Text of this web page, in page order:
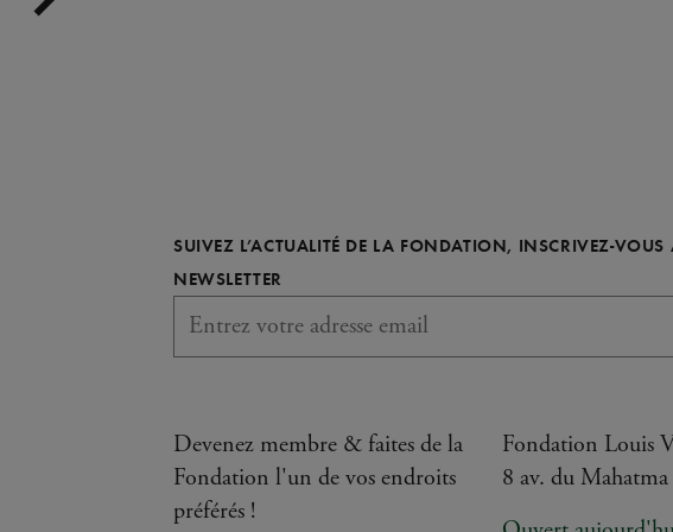
SUIVEZ L’ACTUALITÉ DE LA FONDATION, INSCRIVEZ-VOUS
NEWSLETTER
Devenez membre & faites de la
Fondation l'un de vos endroits
préférés !
Fondation Louis
8 av. du